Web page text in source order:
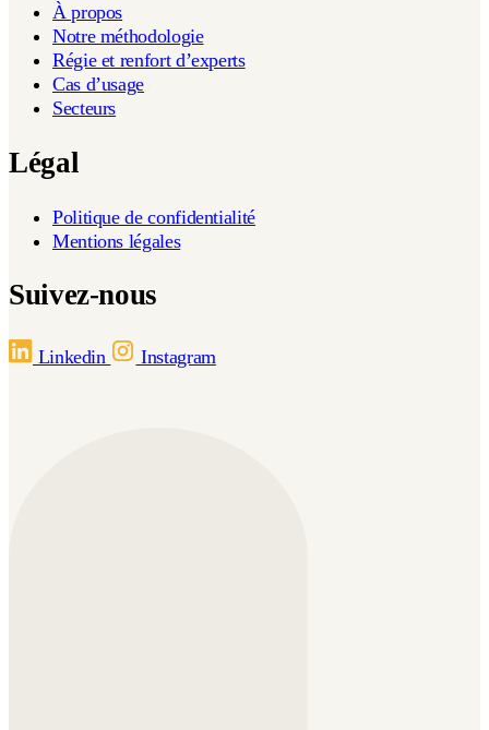
À propos
Notre méthodologie
Régie et renfort d’experts
Cas d’usage
Secteurs
Légal
Politique de confidentialité
Mentions légales
Suivez-nous
Linkedin Instagram